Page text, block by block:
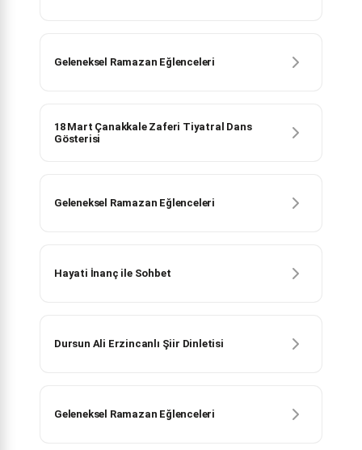
Geleneksel Ramazan Eğlenceleri
18 Mart Çanakkale Zaferi Tiyatral Dans
Gösterisi
Geleneksel Ramazan Eğlenceleri
Hayati İnanç ile Sohbet
Dursun Ali Erzincanlı Şiir Dinletisi
Geleneksel Ramazan Eğlenceleri